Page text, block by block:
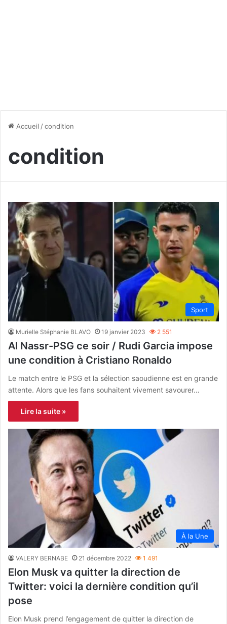
Accueil /condition
condition
Sport
Murielle Stéphanie BLAVO 19 janvier 2023 2 551
Al Nassr-PSG ce soir / Rudi Garcia impose
une condition à Cristiano Ronaldo
Le match entre le PSG et la sélection saoudienne est en grande
attente. Alors que les fans souhaitent vivement savourer…
Lire la suite »
À la Une
VALERY BERNABE 21 décembre 2022 1 491
Elon Musk va quitter la direction de
Twitter: voici la dernière condition qu’il
pose
Elon Musk prend l’engagement de quitter la direction de